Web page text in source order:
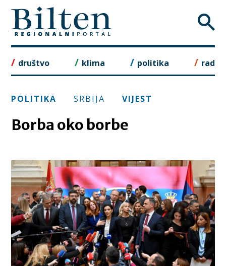
to
content
društvo klima politika rad
POLITIKA SRBIJA VIJEST
Borba oko borbe